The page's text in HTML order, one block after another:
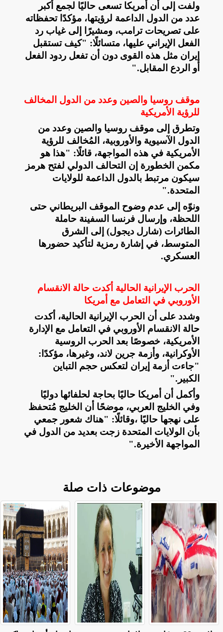
ولفت إلى أن أمريكا تسعى حاليًا لجمع أكبر
عدد من الدول الداعمة لرؤيتها، مؤكدًا تحفظاته
على تصريحات ترامب، ومشيرًا إلى غياب رد
الفعل الإيراني عليها، متسائلًا: "كيف تستقبل
إيران مثل هذه القوى دون أن تفعل ردود الفعل
أو الردع المقابل".
موقف روسيا والصين وعدد من الدول المخالف
للرؤية الأمريكية
وتطرق إلى موقف روسيا والصين وعدد من
الدول الآسيوية والأوروبية، المُخالف للرؤية
الأمريكية في هذه المواجهة، قائلًا: "هذا هو
مكمن الخطورة إن التحالف الدولي لفتح هرمز
سيكون مرتبط بالدول الداعمة للولايات
المتحدة".
ونوّه إلى عدم وضوح الموقف البريطاني حتى
اللحظة، وإرسال فرنسا السفينة حاملة
الطائرات (شارل ديجول) إلى الشرق
المتوسط، في إشارة رمزية لتأكيد حضورها
العسكري.
الحرب الإيرانية الحالية أكدت حالة الانقسام
الأوروبي في التعامل مع أمريكا
وشدد على أن الحرب الإيرانية الحالية، أكدت
حالة الانقسام الأوروبي في التعامل مع الإدارة
الأمريكية، خصوصًا بعد الحرب الروسية
الأوكرانية، وأزمة جرين لاند، وغيرها، مؤكدًا:
"جاءت أزمة إيران لتعكس حجم التباين
الكبير ".
وأكمل أن أمريكا حاليًا بحاجة لحلفائها دوليًا
وفي الخليج العربي، موضحًا أن الخليج مُتحفظ
على نهجها حاليًا ،وقائلًا: "هناك شعور جمعي
بأن الولايات المتحدة زجت بعديد من الدول في
المواجهة الأخيرة".
موضوعات ذات صلة